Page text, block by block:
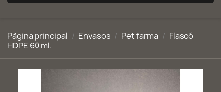
Pàgina principal Envasos Pet farma
Flascó
HDPE 60 ml.